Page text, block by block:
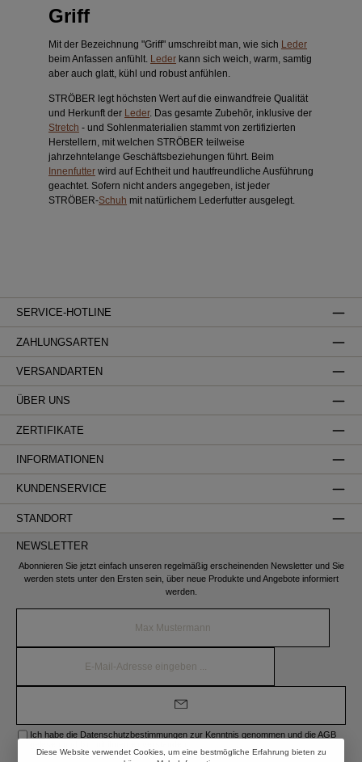
Griff
Mit der Bezeichnung "Griff" umschreibt man, wie sich Leder
beim Anfassen anfühlt. Leder kann sich weich, warm, samtig
aber auch glatt, kühl und robust anfühlen.
STRÖBER legt höchsten Wert auf die einwandfreie Qualität
und Herkunft der Leder. Das gesamte Zubehör, inklusive der
Stretch - und Sohlenmaterialien stammt von zertifizierten
Herstellern, mit welchen STRÖBER teilweise
jahrzehntelange Geschäftsbeziehungen führt. Beim
Innenfutter wird auf Echtheit und hautfreundliche Ausführung
geachtet. Sofern nicht anders angegeben, ist jeder
STRÖBER-Schuh mit natürlichem Lederfutter ausgelegt.
SERVICE-HOTLINE
ZAHLUNGSARTEN
VERSANDARTEN
ÜBER UNS
ZERTIFIKATE
INFORMATIONEN
KUNDENSERVICE
STANDORT
NEWSLETTER
Abonnieren Sie jetzt einfach unseren regelmäßig erscheinenden Newsletter und Sie
werden stets unter den Ersten sein, über neue Produkte und Angebote informiert
werden.
Mail-
Ich habe die Datenschutzbestimmungen zur Kenntnis genommen und dieAGB
Diese Website verwendet Cookies, um eine bestmögliche Erfahrung bieten zu